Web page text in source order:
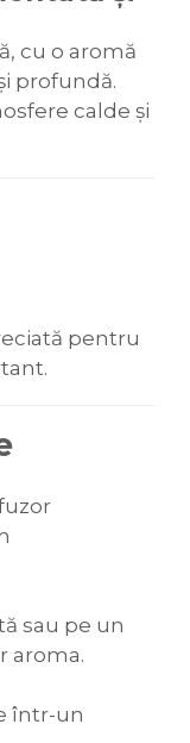
cu o aromă
profundă.
calde și
pentru
sau pe un
aroma.
într-un